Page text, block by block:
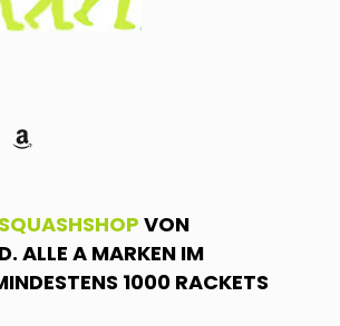
amazon
SQUASHSHOP VON
ALLE A MARKEN IM
1000 RACKETS